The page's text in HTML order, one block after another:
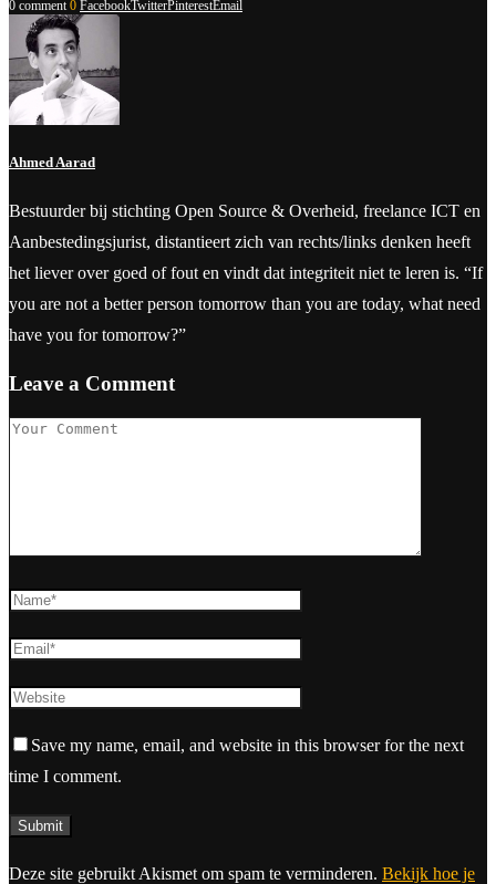
0 comment 0 FacebookTwitterPinterestEmail
Ahmed Aarad
Bestuurder bij stichting Open Source & Overheid, freelance ICT en
Aanbestedingsjurist, distantieert zich van rechts/links denken heeft
het liever over goed of fout en vindt dat integriteit niet te leren is. “If
you are not a better person tomorrow than you are today, what need
have you for tomorrow?”
Leave a Comment
Save my name, email, and website in this browser for the next
time I comment.
Deze site gebruikt Akismet om spam te verminderen. Bekijk hoe je